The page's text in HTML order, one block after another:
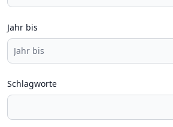
Jahr bis
Schlagworte